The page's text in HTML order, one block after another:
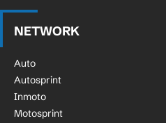
NETWORK
Auto
Autosprint
Inmoto
Motosprint